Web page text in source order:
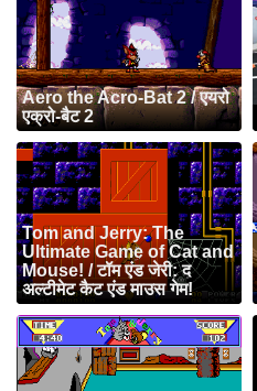
Aero the Acro-Bat 2 / एयरो
एक्रो-बैट 2
Tom and Jerry: The
Ultimate Game of Cat and
Mouse! / टॉम एंड जेरी: द
अल्टीमेट कैट एंड माउस गेम!